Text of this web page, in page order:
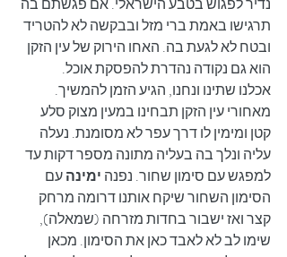
תרגישו באמת ברי מזל ובבקשה לא להטריד
ובטח לא לגעת בה. האחו הירוק של עין הזקן
הוא גם נקודה נהדרת להפסקת אוכל.
אכלנו שתינו ונחנו, הגיע הזמן להמשיך.
מאחורי עין הזקן תבחינו במעין מצוק סלע
קטן ומימין לו דרך עפר לא מסומנת. נעלה
עליה ונלך בה בעליה מתונה מספר דקות עד
למפגש עם סימון שחור. נפנה ימינה עם
הסימון השחור שיקח אותנו דרומה מרחק
קצר ואז ישבור בחדות מזרחה (שמאלה),
שימו לב לא לאבד כאן את הסימון. מכאן